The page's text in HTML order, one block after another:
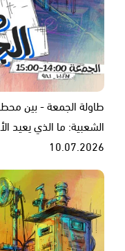
طاولة الجمعة - بين
الشعبية: ما الذي يعيد
10.07.2026